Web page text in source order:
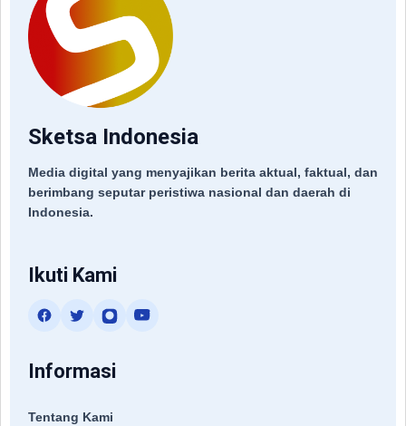
Sketsa Indonesia
Media digital yang menyajikan berita aktual, faktual, dan
berimbang seputar peristiwa nasional dan daerah di
Indonesia.
Ikuti Kami
Informasi
Tentang Kami